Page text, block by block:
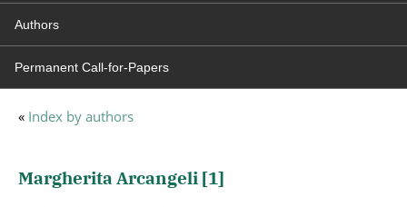
Authors
Permanent Call-for-Papers
« Index by authors
Margherita Arcangeli [1]